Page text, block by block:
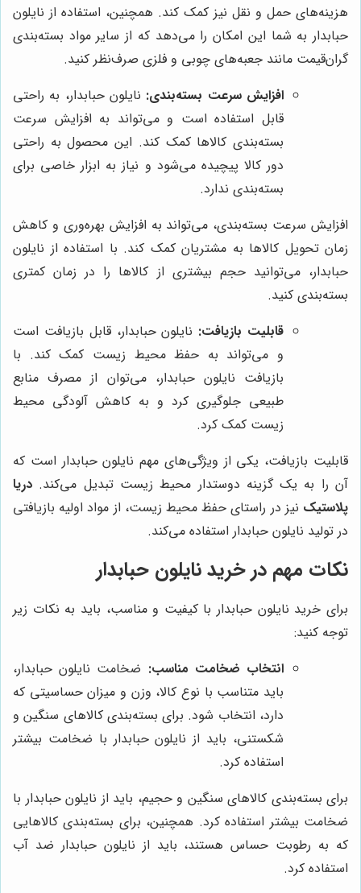
هزینه‌های حمل و نقل نیز کمک کند. همچنین، استفاده از نایلون
حبابدار به شما این امکان را می‌دهد که از سایر مواد بسته‌بندی
گران‌قیمت مانند جعبه‌های چوبی و فلزی صرف‌نظر کنید.
افزایش سرعت بسته‌بندی: نایلون حبابدار، به راحتی
قابل استفاده است و می‌تواند به افزایش سرعت
بسته‌بندی کالاها کمک کند. این محصول به راحتی
دور کالا پیچیده می‌شود و نیاز به ابزار خاصی برای
بسته‌بندی ندارد.
افزایش سرعت بسته‌بندی، می‌تواند به افزایش بهره‌وری و کاهش
زمان تحویل کالاها به مشتریان کمک کند. با استفاده از نایلون
حبابدار، می‌توانید حجم بیشتری از کالاها را در زمان کمتری
بسته‌بندی کنید.
قابلیت بازیافت: نایلون حبابدار، قابل بازیافت است
و می‌تواند به حفظ محیط زیست کمک کند. با
بازیافت نایلون حبابدار، می‌توان از مصرف منابع
طبیعی جلوگیری کرد و به کاهش آلودگی محیط
زیست کمک کرد.
قابلیت بازیافت، یکی از ویژگی‌های مهم نایلون حبابدار است که
آن را به یک گزینه دوستدار محیط زیست تبدیل می‌کند. دریا
پلاستیک نیز در راستای حفظ محیط زیست، از مواد اولیه بازیافتی
در تولید نایلون حبابدار استفاده می‌کند.
نکات مهم در خرید نایلون حبابدار
برای خرید نایلون حبابدار با کیفیت و مناسب، باید به نکات زیر
توجه کنید:
انتخاب ضخامت مناسب: ضخامت نایلون حبابدار،
باید متناسب با نوع کالا، وزن و میزان حساسیتی که
دارد، انتخاب شود. برای بسته‌بندی کالاهای سنگین و
شکستنی، باید از نایلون حبابدار با ضخامت بیشتر
استفاده کرد.
برای بسته‌بندی کالاهای سنگین و حجیم، باید از نایلون حبابدار با
ضخامت بیشتر استفاده کرد. همچنین، برای بسته‌بندی کالاهایی
که به رطوبت حساس هستند، باید از نایلون حبابدار ضد آب
استفاده کرد.